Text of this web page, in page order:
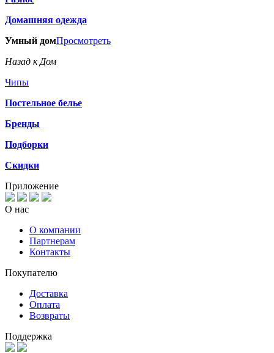
Домашняя одежда
Умный домПросмотреть
Назад к Дом
Чипы
Постельное белье
Бренды
Подборки
Скидки
Приложение
О нас
О компании
Партнерам
Контакты
Покупателю
Доставка
Оплата
Возвраты
Поддержка